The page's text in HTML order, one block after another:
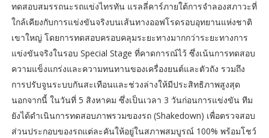
ทดสอบสมรรถนะรถแข่งไทรทัน แรลลี่คาร์ภายใต้การจำลองสภาวะที่
ใกล้เคียงกับการแข่งขันจริงบนเส้นทางออฟโรดรอบอุทยานแห่งชาติ
เขาใหญ่ โดยการทดสอบครอบคลุมระยะทางมากกว่าระยะทางการ
แข่งขันจริงในรอบ Special Stage ที่คาดการณ์ไว้ ซึ่งเน้นการทดสอบ
ความแข็งแกร่งและความทนทานของเครื่องยนต์และตัวถัง รวมถึง
การปรับจูนระบบกันสะเทือนและช่วงล่างให้มีประสิทธิภาพสูงสุด
นอกจากนี้ ในวันที่ 5 สิงหาคม ซึ่งเป็นเวลา 3 วันก่อนการแข่งขัน ทีม
ยังได้ดำเนินการทดสอบภาพรวมของรถ (Shakedown) เพื่อตรวจสอบ
ส่วนประกอบของรถแต่ละคันให้อยู่ในสภาพสมบูรณ์ 100% พร้อมโชว์